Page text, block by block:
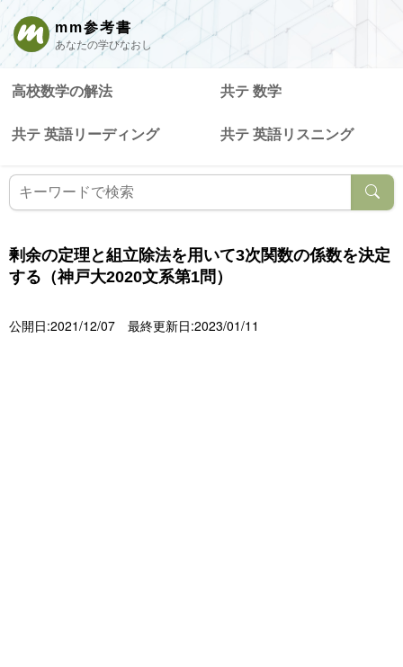
mm参考書
あなたの学びなおし
高校数学の解法 共テ 数学
共テ 英語リーディング 共テ 英語リスニング
剰余の定理と組立除法を用いて3次関数の係数を決定
する（神戸大2020文系第1問）
公開日:2021/12/07 最終更新日:2023/01/11